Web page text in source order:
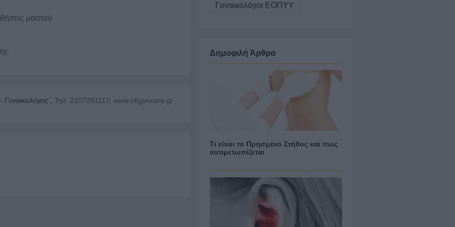
μαστού
Γυναικολόγος , Τηλ: 2107251112, www.obgyncare.gr
Γυναικολόγοι ΕΟΠΥΥ
Δημοφιλή Άρθρα
Τι είναι το Πρησμένο Στήθος και πως
αντιμετωπίζεται